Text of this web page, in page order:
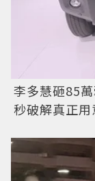
李多慧砸85
秒破解真正用